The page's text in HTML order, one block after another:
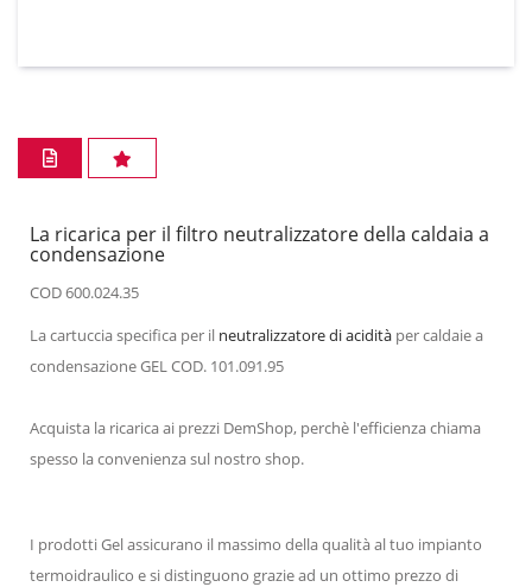
La ricarica per il filtro neutralizzatore della caldaia a
condensazione
COD 600.024.35
La cartuccia specifica per il neutralizzatore di acidità per caldaie a
condensazione GEL COD. 101.091.95
Acquista la ricarica ai prezzi DemShop, perchè l'efficienza chiama
spesso la convenienza sul nostro shop.
I prodotti Gel assicurano il massimo della qualità al tuo impianto
termoidraulico e si distinguono grazie ad un ottimo prezzo di